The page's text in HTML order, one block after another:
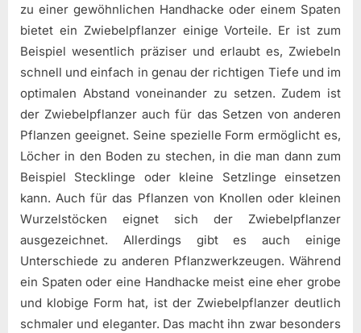
zu einer gewöhnlichen Handhacke oder einem Spaten
bietet ein Zwiebelpflanzer einige Vorteile. Er ist zum
Beispiel wesentlich präziser und erlaubt es, Zwiebeln
schnell und einfach in genau der richtigen Tiefe und im
optimalen Abstand voneinander zu setzen. Zudem ist
der Zwiebelpflanzer auch für das Setzen von anderen
Pflanzen geeignet. Seine spezielle Form ermöglicht es,
Löcher in den Boden zu stechen, in die man dann zum
Beispiel Stecklinge oder kleine Setzlinge einsetzen
kann. Auch für das Pflanzen von Knollen oder kleinen
Wurzelstöcken eignet sich der Zwiebelpflanzer
ausgezeichnet. Allerdings gibt es auch einige
Unterschiede zu anderen Pflanzwerkzeugen. Während
ein Spaten oder eine Handhacke meist eine eher grobe
und klobige Form hat, ist der Zwiebelpflanzer deutlich
schmaler und eleganter. Das macht ihn zwar besonders